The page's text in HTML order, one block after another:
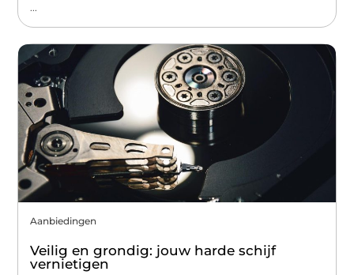
...
Aanbiedingen
Veilig en grondig: jouw harde schijf
vernietigen